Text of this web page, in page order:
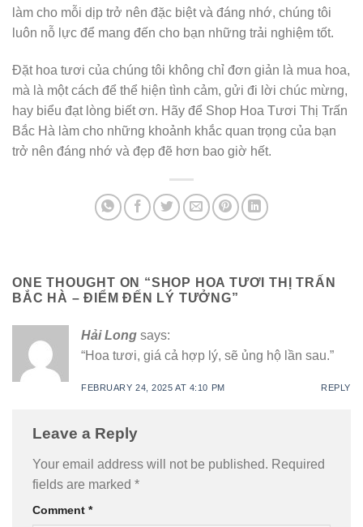
làm cho mỗi dịp trở nên đặc biệt và đáng nhớ, chúng tôi
luôn nỗ lực để mang đến cho bạn những trải nghiệm tốt.
Đặt hoa tươi của chúng tôi không chỉ đơn giản là mua hoa,
mà là một cách để thể hiện tình cảm, gửi đi lời chúc mừng,
hay biểu đạt lòng biết ơn. Hãy để Shop Hoa Tươi Thị Trấn
Bắc Hà làm cho những khoảnh khắc quan trọng của bạn
trở nên đáng nhớ và đẹp đẽ hơn bao giờ hết.
ONE THOUGHT ON “SHOP HOA TƯƠI THỊ TRẤN
BẮC HÀ – ĐIỂM ĐẾN LÝ TƯỞNG”
Hải Long says:
“Hoa tươi, giá cả hợp lý, sẽ ủng hộ lần sau.”
FEBRUARY 24, 2025 AT 4:10 PM REPLY
Leave a Reply
Your email address will not be published. Required
fields are marked *
Comment *